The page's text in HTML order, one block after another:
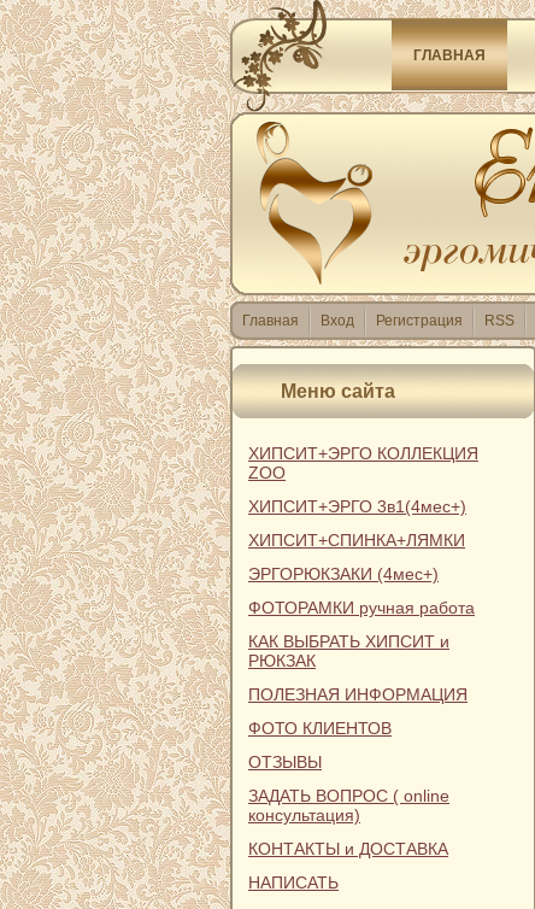
ГЛАВНАЯ
Главная Вход Регистрация RSS
Меню сайта
ХИПСИТ+ЭРГО КОЛЛЕКЦИЯ
ZOO
ХИПСИТ+ЭРГО 3в1(4мес+)
ХИПСИТ+СПИНКА+ЛЯМКИ
ЭРГОРЮКЗАКИ (4мес+)
ФОТОРАМКИ ручная работа
КАК ВЫБРАТЬ ХИПСИТ и
РЮКЗАК
ПОЛЕЗНАЯ ИНФОРМАЦИЯ
ФОТО КЛИЕНТОВ
ОТЗЫВЫ
ЗАДАТЬ ВОПРОС ( online
консультация)
КОНТАКТЫ и ДОСТАВКА
НАПИСАТЬ